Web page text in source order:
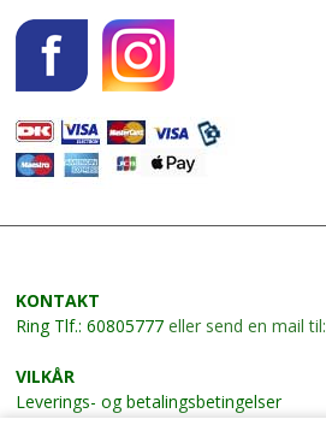
KONTAKT
Ring Tlf.: 60805777eller send en mail til:
VILKÅR
Leverings- og betalingsbetingelser